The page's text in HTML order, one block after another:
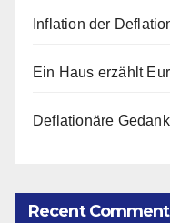
Inflation der
Ein Haus erzählt
Deflationäre
Recent